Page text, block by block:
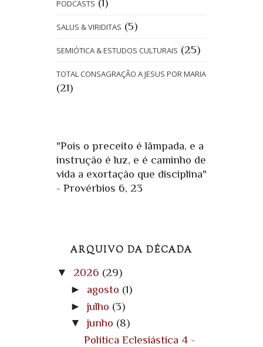
PODCASTS (1)
SALUS & VIRIDITAS (5)
SEMIÓTICA & ESTUDOS CULTURAIS (25)
TOTAL CONSAGRAÇÃO A JESUS POR MARIA
(21)
"Pois o preceito é lâmpada, e a
instrução é luz, e é caminho de
vida a exortação que disciplina"
- Provérbios 6, 23
ARQUIVO DA DÉCADA
▼ 2026 (29)
► agosto (1)
►julho (3)
▼junho (8)
Política Eclesiástica 4 -